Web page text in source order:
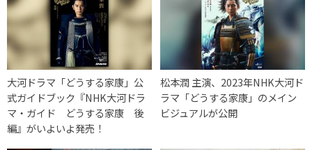
大河ドラマ「どうする家康」公
式ガイドブック『NHK大河ドラ
マ・ガイド どうする家康 後
編』がいよいよ発売！
松本潤 主演、2023年NHK大河ド
ラマ「どうする家康」のメイン
ビジュアルが公開